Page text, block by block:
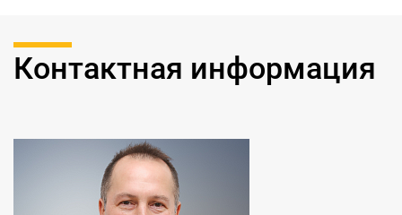
Контактная информация